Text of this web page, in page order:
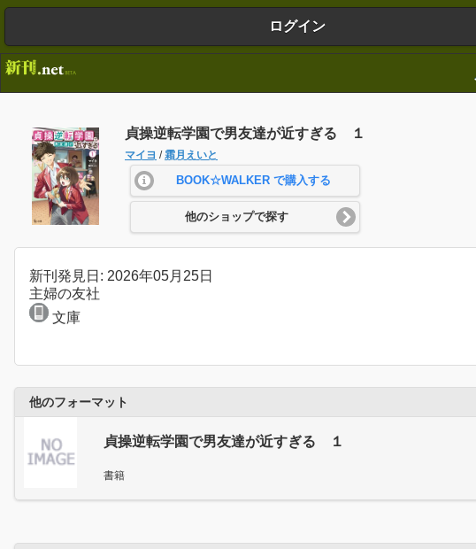
ログイン
貞操逆転学園で男友達が近すぎる １
マイヨ /霜月えいと
BOOK☆WALKER で購入する
他のショップで探す
新刊発見日: 2026年05月25日
主婦の友社
文庫
他のフォーマット
貞操逆転学園で男友達が近すぎる １
書籍